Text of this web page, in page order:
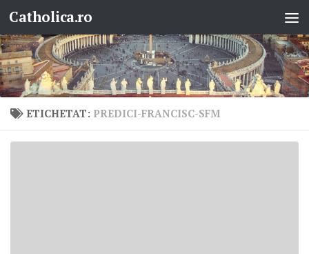
Skip to content
Catholica.ro
ETICHETAT: PREDICI-FRANCISC-SFM